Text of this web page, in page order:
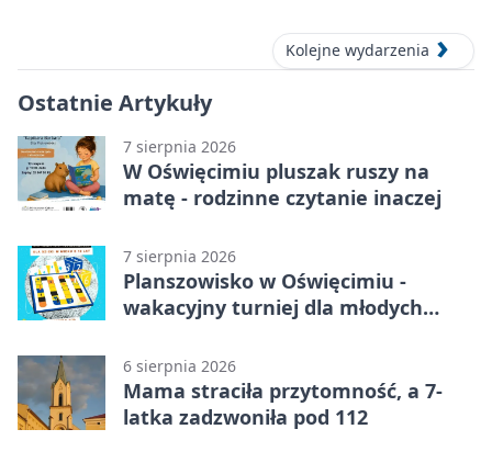
Kolejne wydarzenia
Ostatnie Artykuły
7 sierpnia 2026
W Oświęcimiu pluszak ruszy na
matę - rodzinne czytanie inaczej
7 sierpnia 2026
Planszowisko w Oświęcimiu -
wakacyjny turniej dla młodych
6 sierpnia 2026
Mama straciła przytomność, a 7-
latka zadzwoniła pod 112